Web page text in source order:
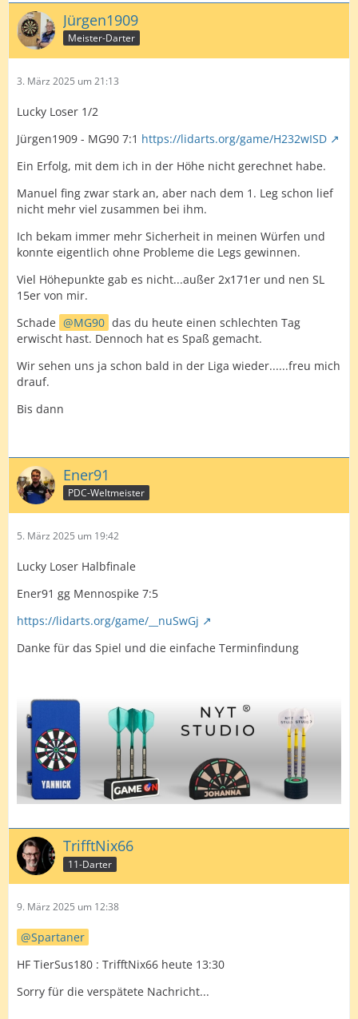
Jürgen1909
Meister-Darter
3. März 2025 um 21:13
Lucky Loser 1/2
Jürgen1909 - MG90 7:1 https://lidarts.org/game/H232wISD
Ein Erfolg, mit dem ich in der Höhe nicht gerechnet habe.
Manuel fing zwar stark an, aber nach dem 1. Leg schon lief
nicht mehr viel zusammen bei ihm.
Ich bekam immer mehr Sicherheit in meinen Würfen und
konnte eigentlich ohne Probleme die Legs gewinnen.
Viel Höhepunkte gab es nicht...außer 2x171er und nen SL
15er von mir.
Schade
MG90 das du heute einen schlechten Tag
erwischt hast. Dennoch hat es Spaß gemacht.
Wir sehen uns ja schon bald in der Liga wieder......freu mich
drauf.
Bis dann
Ener91
PDC-Weltmeister
5. März 2025 um 19:42
Lucky Loser Halbfinale
Ener91 gg Mennospike 7:5
https://lidarts.org/game/__nuSwGj
Danke für das Spiel und die einfache Terminfindung
TrifftNix66
11-Darter
9. März 2025 um 12:38
Spartaner
HF TierSus180 : TrifftNix66 heute 13:30
Sorry für die verspätete Nachricht...